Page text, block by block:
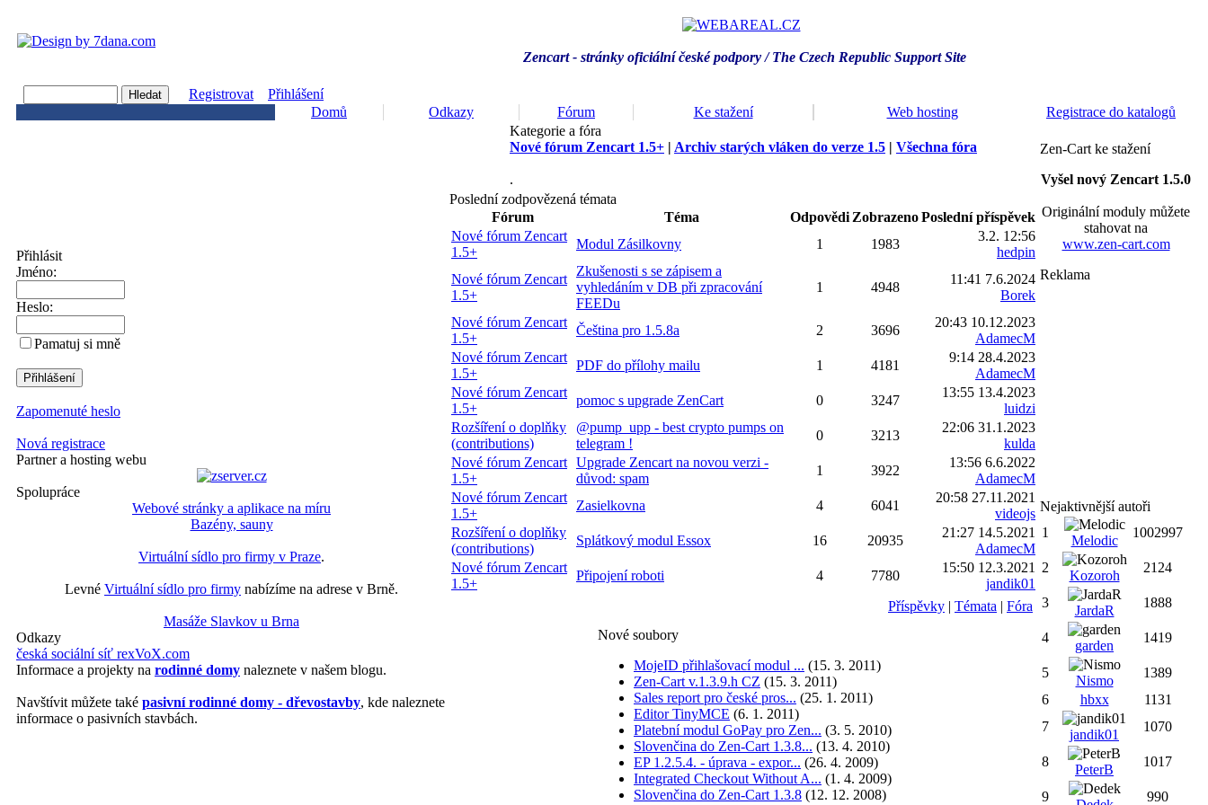
Zencart - stránky oficiální české podpory / The Czech Republic Support Site
Registrovat
Přihlášení
Domů
Odkazy Fórum Ke stažení Web hosting Registrace do katalogů
Přihlásit
Jméno:
Heslo:
Pamatuj si mně
Zapomenuté heslo
Nová registrace
Partner a hosting webu
Spolupráce
Webové stránky a aplikace na míru
Bazény, sauny
Virtuální sídlo pro firmy v Praze.
Levné Virtuální sídlo pro firmy nabízíme na adrese v Brně.
Masáže Slavkov u Brna
Odkazy
česká sociální síť rexVoX.com
Informace a projekty na rodinné domy naleznete v našem blogu.
Navštívit můžete také pasivní rodinné domy - dřevostavby, kde naleznete
informace o pasivních stavbách.
Kategorie a fóra
Nové fórum Zencart 1.5+ | Archiv starých vláken do verze 1.5 | Všechna fóra
.
Poslední zodpovězená témata
Fórum
Téma Odpovědi ZobrazenoPoslední příspěvek
Nové fórum Zencart
1.5+
Modul Zásilkovny 1 1983
3.2. 12:56
hedpin
Nové fórum Zencart
1.5+
Zkušenosti s se zápisem a
vyhledáním v DB při zpracování
FEEDu
1 4948
11:41 7.6.2024
Borek
Nové fórum Zencart
1.5+
Čeština pro 1.5.8a 2 3696
20:43 10.12.2023
AdamecM
Nové fórum Zencart
1.5+
PDF do přílohy mailu 1 4181
9:14 28.4.2023
AdamecM
Nové fórum Zencart
1.5+
pomoc s upgrade ZenCart 0 3247
13:55 13.4.2023
luidzi
Rozšíření o doplňky
(contributions)
@pump_upp - best crypto pumps on
telegram !
0 3213
22:06 31.1.2023
kulda
Nové fórum Zencart
1.5+
Upgrade Zencart na novou verzi -
důvod: spam
1 3922
13:56 6.6.2022
AdamecM
Nové fórum Zencart
1.5+
Zasielkovna 4 6041
20:58 27.11.2021
videojs
Rozšíření o doplňky
(contributions)
Splátkový modul Essox 16 20935
21:27 14.5.2021
AdamecM
Nové fórum Zencart
1.5+
Připojení roboti 4 7780
15:50 12.3.2021
jandik01
Příspěvky | Témata | Fóra
Nové soubory
MojeID přihlašovací modul ... (15. 3. 2011)
Zen-Cart v.1.3.9.h CZ (15. 3. 2011)
Sales report pro české pros... (25. 1. 2011)
Editor TinyMCE (6. 1. 2011)
Platební modul GoPay pro Zen... (3. 5. 2010)
Slovenčina do Zen-Cart 1.3.8... (13. 4. 2010)
EP 1.2.5.4. - úprava - expor... (26. 4. 2009)
Integrated Checkout Without A... (1. 4. 2009)
Slovenčina do Zen-Cart 1.3.8 (12. 12. 2008)
Zen-Cart ke stažení
Vyšel nový Zencart 1.5.0
Originální moduly můžete
stahovat na
www.zen-cart.com
Reklama
Nejaktivnější autoři
1
Melodic
1002997
2
Kozoroh
2124
3
JardaR
1888
4
garden
1419
5
Nismo
1389
6
hbxx
1131
7
jandik01
1070
8
PeterB
1017
9 990